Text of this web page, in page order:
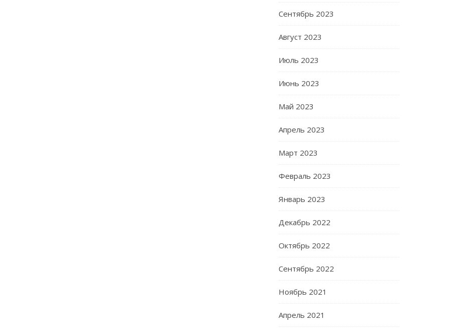
Сентябрь 2023
Август 2023
Июль 2023
Июнь 2023
Май 2023
Апрель 2023
Март 2023
Февраль 2023
Январь 2023
Декабрь 2022
Октябрь 2022
Сентябрь 2022
Ноябрь 2021
Апрель 2021